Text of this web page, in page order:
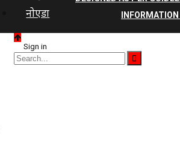
नोएडा
Sign in